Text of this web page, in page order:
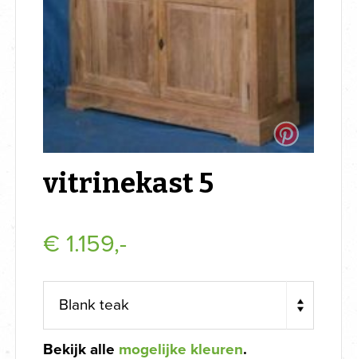
vitrinekast 5
€ 1.159,-
Bekijk alle mogelijke kleuren.